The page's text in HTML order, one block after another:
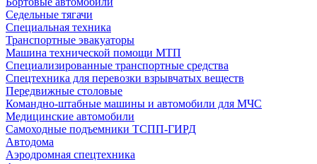
Седельные тягачи
Специальная техника
Транспортные эвакуаторы
Машина технической помощи МТП
Специализированные транспортные средства
Спецтехника для перевозки взрывчатых веществ
Передвижные столовые
Командно-штабные машины и автомобили для МЧС
Медицинские автомобили
Самоходные подъемники ТСПП-ГИРД
Автодома
Аэродромная спецтехника